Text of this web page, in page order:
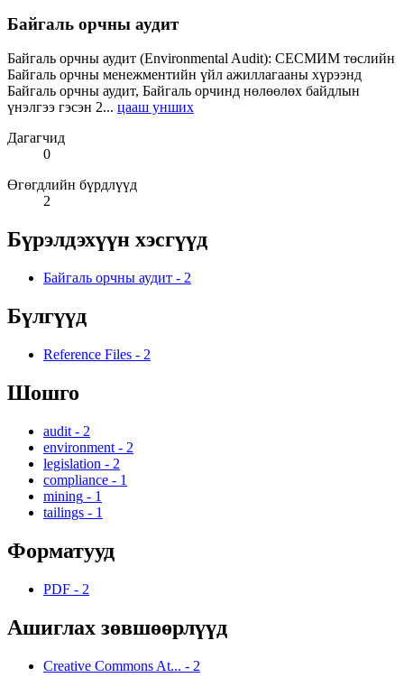
Байгаль орчны аудит
Байгаль орчны аудит (Environmental Audit): СЕСМИМ төслийн
Байгаль орчны менежментийн үйл ажиллагааны хүрээнд
Байгаль орчны аудит, Байгаль орчинд нөлөөлөх байдлын
үнэлгээ гэсэн 2... цааш унших
Дагагчид
0
Өгөгдлийн бүрдлүүд
2
Бүрэлдэхүүн хэсгүүд
Байгаль орчны аудит - 2
Бүлгүүд
Reference Files - 2
Шошго
audit - 2
environment - 2
legislation - 2
compliance - 1
mining - 1
tailings - 1
Форматууд
PDF - 2
Ашиглах зөвшөөрлүүд
Creative Commons At... - 2